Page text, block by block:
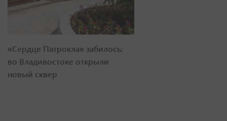
«Сердце Патрокла» забилось:
во Владивостоке открыли
новый сквер